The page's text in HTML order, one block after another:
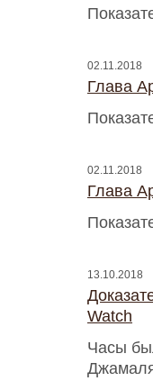
02.11.2018
Глава
02.11.2018
Глава
13.10.2018
Watch
Часы